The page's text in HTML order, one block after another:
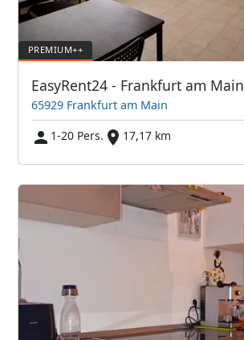
EasyRent24 - Frankfurt am Main
65929 Frankfurt am Main
1-20 Pers.
17,17 km